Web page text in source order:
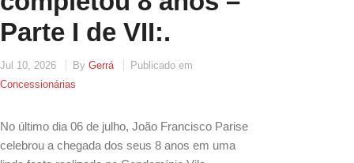
Parte I de VII:.
Jul 10, 2026 By Gerrá
Publicado em
Concessionárias
No último dia 06 de julho, João Francisco Parise
celebrou a chegada dos seus 8 anos em uma